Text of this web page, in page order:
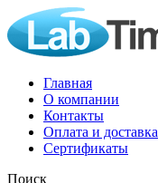
Главная
О компании
Контакты
Оплата и доставка
Сертификаты
Поиск